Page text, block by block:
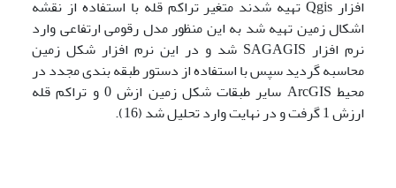
افزار Qgis تهیه شدند متغیر تراکم قله با استفاده از نقشه
اشکال زمین تهیه شد به این منظور مدل رقومی ارتفاعی وارد
نرم افزار SAGAGIS شد و در این نرم افزار شکل زمین
محاسبه گردید سپس با استفاده از دستور طبقه بندی مجدد در
محیط ArcGIS سایر طبقات شکل زمین ازش 0 و تراکم قله
ارزش 1 گرفت و در نهایت وارد تحلیل شد (16).